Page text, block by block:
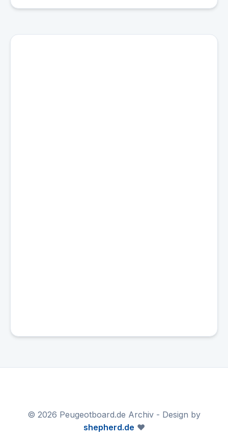
© 2026 Peugeotboard.de Archiv - Design by
shepherd.de ❤️